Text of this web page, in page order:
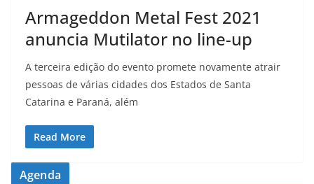
Armageddon Metal Fest 2021
anuncia Mutilator no line-up
A terceira edição do evento promete novamente atrair
pessoas de várias cidades dos Estados de Santa
Catarina e Paraná, além
Read More
Agenda